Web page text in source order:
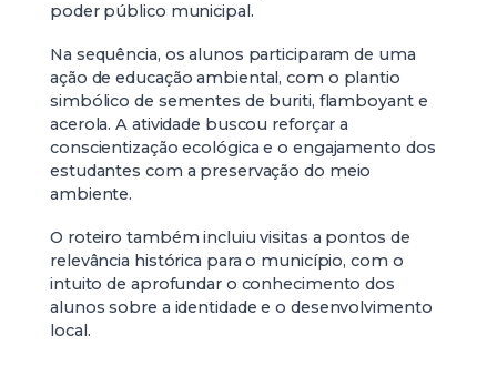
poder público municipal.
Na sequência, os alunos participaram de uma
ação de educação ambiental, com o plantio
simbólico de sementes de buriti, flamboyant e
acerola. A atividade buscou reforçar a
conscientização ecológica e o engajamento dos
estudantes com a preservação do meio
ambiente.
O roteiro também incluiu visitas a pontos de
relevância histórica para o município, com o
intuito de aprofundar o conhecimento dos
alunos sobre a identidade e o desenvolvimento
local.